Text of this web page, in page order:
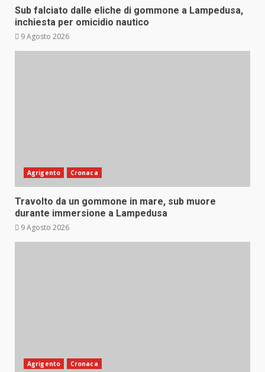
Sub falciato dalle eliche di gommone a Lampedusa,
inchiesta per omicidio nautico
9 Agosto 2026
Agrigento Cronaca
Travolto da un gommone in mare, sub muore
durante immersione a Lampedusa
9 Agosto 2026
Agrigento Cronaca